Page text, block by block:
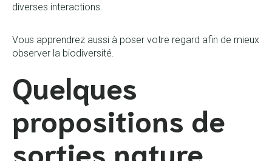
diverses interactions.
Vous apprendrez aussi à poser votre regard afin de mieux
observer la biodiversité.
Quelques
propositions de
sorties nature